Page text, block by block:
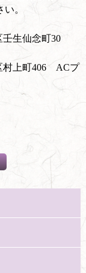
。
生仙念町30
村上町406 ACプ